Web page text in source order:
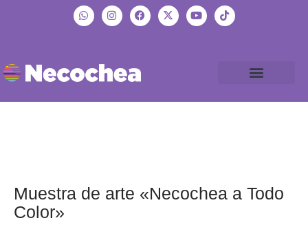
Muestra de arte «Necochea a Todo
Color»